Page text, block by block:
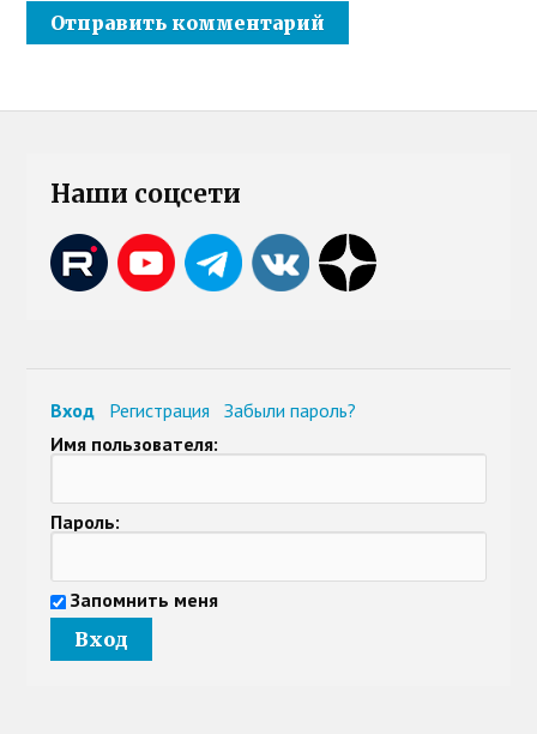
Наши соцсети
Вход Регистрация
Забыли пароль?
Имя пользователя:
Пароль:
Запомнить меня